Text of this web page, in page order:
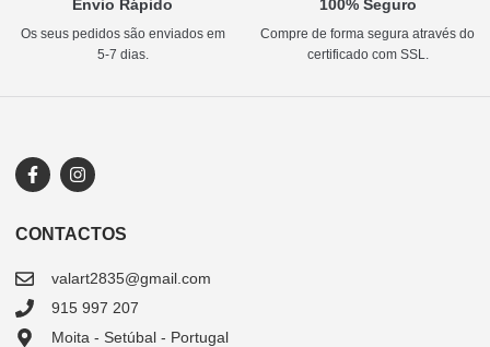
Envio Rápido
Os seus pedidos são enviados em
5-7 dias.
100% Seguro
Compre de forma segura através do
certificado com SSL.
CONTACTOS
valart2835@gmail.com
915 997 207
Moita - Setúbal - Portugal